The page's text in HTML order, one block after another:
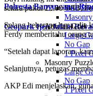
Polresta Banyuwangi
Geopark Ijen Jalani
Grid
Articles Grid
Large
No Gap
1 Pixel
Masonry
Large
No Gap
1 Pixel
sekira pukul 22.00 WIB,
Selang beberapa lama, dia
Ferdy memberitahu orang
“Setelah dapat laporan,
Selanjutnya, petugas
AKP Edi menjelaskan,